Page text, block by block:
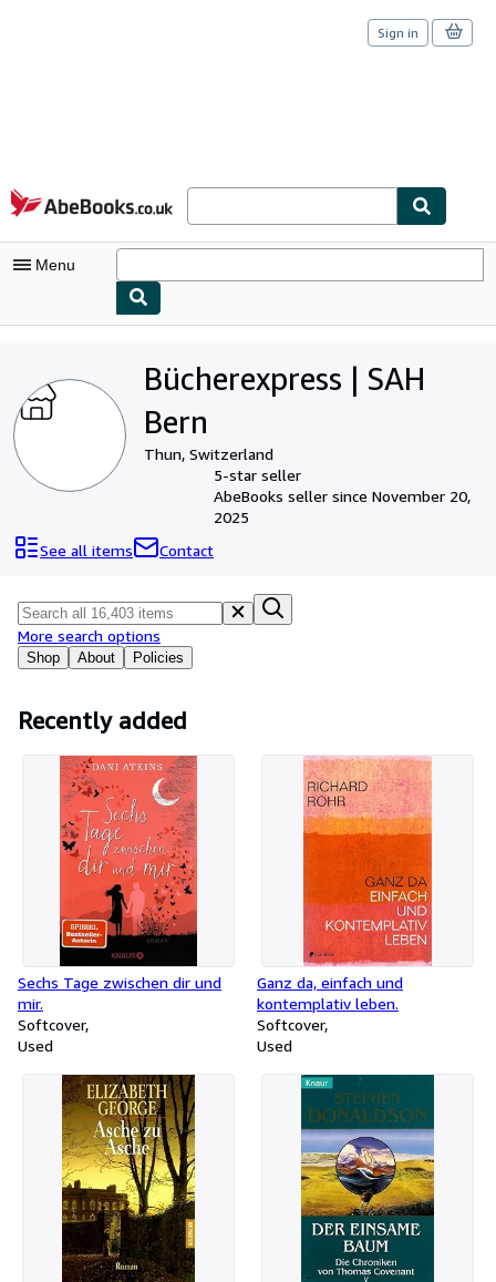
Skip to main content
AbeBooks.co.uk
Sign in
Menu
My Purchases
Sign Off
Advanced Search
Rare Books
Textbooks
Sellers
Help
Bücherexpress | SAH
Bern
Thun, Switzerland
5-star seller
AbeBooks seller since November 20,
2025
See all items
Contact
Shop About Policies
More search options
Recently added
Sechs Tage zwischen dir und
mir.
Softcover
Used
Ganz da, einfach und
kontemplativ leben.
Softcover
Used